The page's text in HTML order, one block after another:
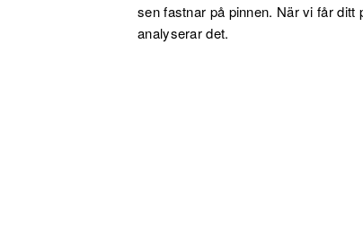
sen fastnar på pinnen. När vi får
analyserar det.